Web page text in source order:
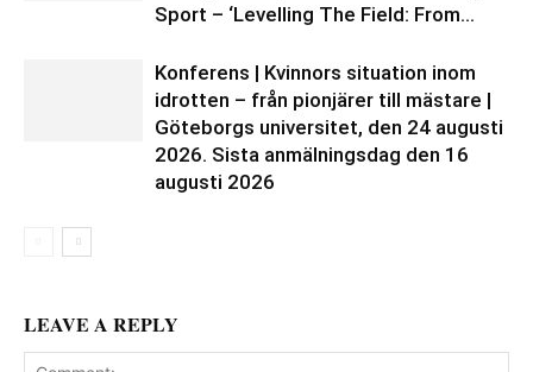
Sport – ‘Levelling The Field: From...
Konferens | Kvinnors situation inom
idrotten – från pionjärer till mästare |
Göteborgs universitet, den 24 augusti
2026. Sista anmälningsdag den 16
augusti 2026
LEAVE A REPLY